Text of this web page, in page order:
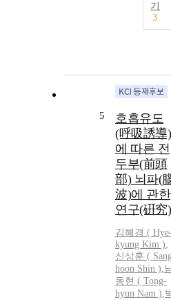
기
3
5
호흡유도
(呼吸誘導)
에 따른 전
두부(前頭
部) 뇌파(
波)에 관한
연구(硏究)
김혜경 (
kyung Kim ),
신상훈 (
hoon Shin ),
동현 ( Tong-
hyun Nam ),